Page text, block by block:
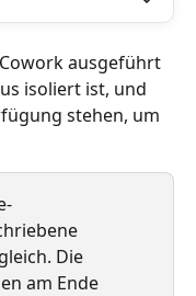
ausgeführt
isoliert ist, und
stehen, um
Die
am Ende